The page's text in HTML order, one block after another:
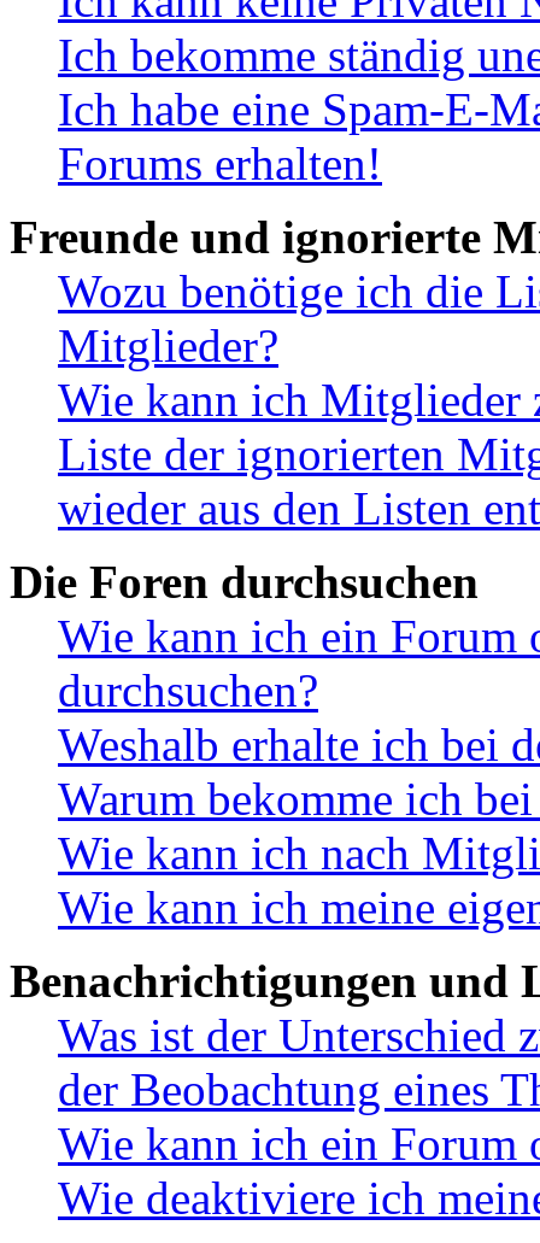
Ich bekomme ständig
Ich habe eine Spam-E-
Forums erhalten!
Freunde und ignorierte
Wozu benötige ich die
Mitglieder?
Wie kann ich Mitglieder
Liste der ignorierten
wieder aus den Listen
Die Foren durchsuchen
Wie kann ich ein Forum
durchsuchen?
Weshalb erhalte ich bei
Warum bekomme ich
Wie kann ich nach
Wie kann ich meine
Benachrichtigungen und
Was ist der Unterschied
der Beobachtung eines
Wie kann ich ein Forum
Wie deaktiviere ich